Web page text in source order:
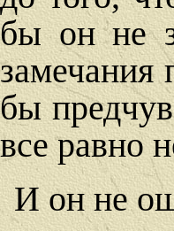
бы он не
замечания
бы
все равно
И он не